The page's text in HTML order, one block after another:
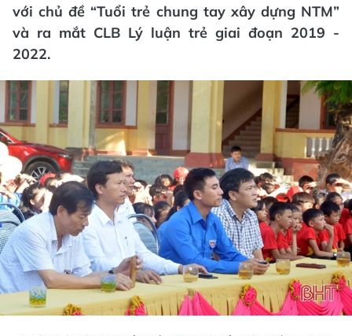
với chủ đề “Tuổi trẻ chung tay xây dựng NTM”
và ra mắt CLB Lý luận trẻ giai đoạn 2019 -
2022.